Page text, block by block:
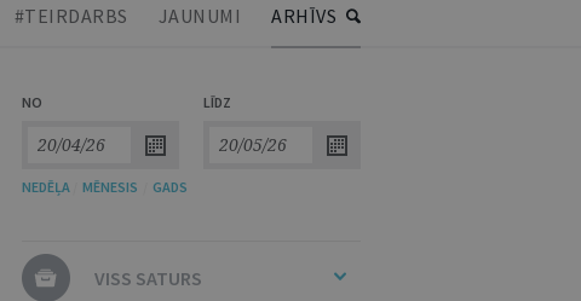
#TEIRDARBS JAUNUMI ARHĪVS
NO LĪDZ
NEDĒĻA MĒNESIS GADS
VISS SATURS